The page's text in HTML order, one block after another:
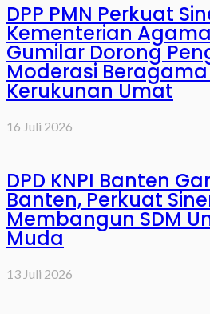
DPP PMN Perkuat
Kementerian
Gumilar Dorong
Moderasi
Kerukunan Umat
16 Juli 2026
DPD KNPI Banten
Banten, Perkuat
Membangun SDM
Muda
13 Juli 2026